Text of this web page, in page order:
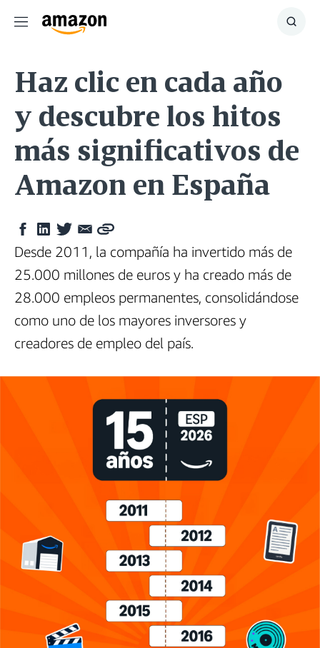
Menú
Haz clic en cada año
y descubre los hitos
más significativos de
Amazon en España
Compartir
Facebook
Compartir
LinkedIn
Compartir
Twitter
Compartir
correo
electrónico
Copy
Desde 2011, la compañía ha invertido más de
25.000 millones de euros y ha creado más de
28.000 empleos permanentes, consolidándose
como uno de los mayores inversores y
creadores de empleo del país.